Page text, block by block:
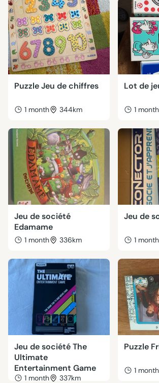
Puzzle Jeu de chiffres
1 month 344km
Lot de
1 month
Jeu de société
Edamame
1 month 336km
Jeu de
1 month
Jeu de société The
Ultimate
Entertainment Game
1 month 337km
Puzzle
1 month